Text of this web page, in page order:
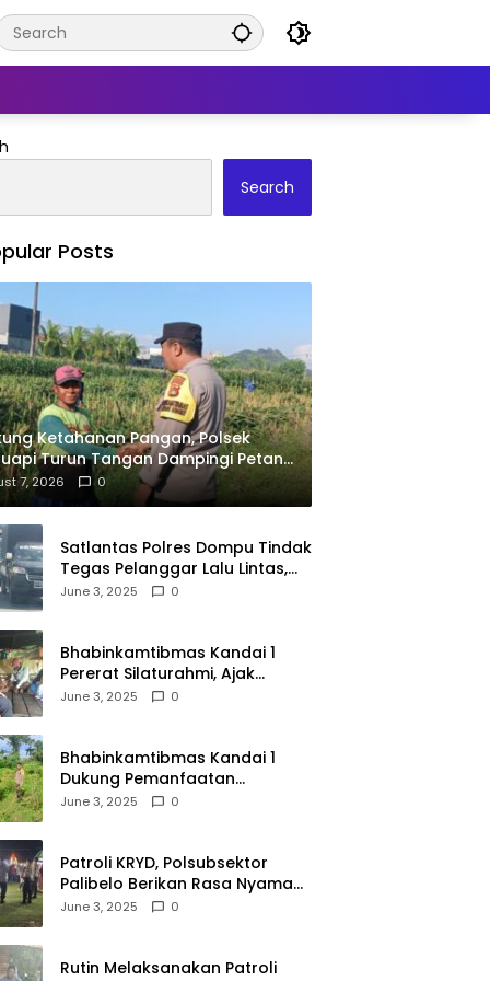
Search
Posts
Ketahanan Pangan, Polsek
Turun Tangan Dampingi Petani
Karang Bongkot
7, 2026 0
Satlantas Polres Dompu Tindak
Tegas Pelanggar Lalu Lintas,
Mobil Bodong, dan Kendaraan
June 3, 2025 0
Bhabinkamtibmas Kandai 1
Pererat Silaturahmi, Ajak
Warga Jaga Keamanan
June 3, 2025 0
Bhabinkamtibmas Kandai 1
Dukung Pemanfaatan
Pekarangan untuk Ketahanan
June 3, 2025 0
Patroli KRYD, Polsubsektor
Palibelo Berikan Rasa Nyaman
Bagi Masyarakat dan
June 3, 2025 0
Rutin Melaksanakan Patroli